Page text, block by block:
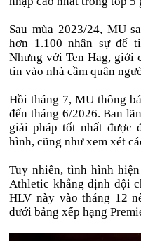
Sau mùa 2023/24, MU
hơn 1.100 nhân sự để
Nhưng với Ten Hag, giới
tin vào nhà cầm quân
Hồi tháng 7, MU thông
đến tháng 6/2026. Ban
giải pháp tốt nhất được
hình, cũng như xem xét
Tuy nhiên, tình hình
Athletic khẳng định đội
HLV này vào tháng 12
dưới bảng xếp hạng